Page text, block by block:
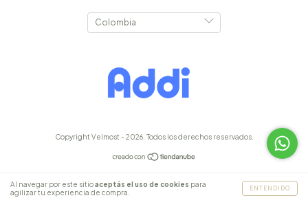
Al navegar por este sitioaceptás el uso de cookies para
agilizar tu experiencia de compra.
ENTENDIDO
Copyright Velmost - 2026. Todos los derechos reservados.